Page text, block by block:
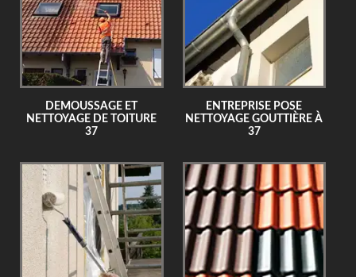
DEMOUSSAGE ET
NETTOYAGE DE TOITURE
37
ENTREPRISE POSE
NETTOYAGE GOUTTIÈRE À
37